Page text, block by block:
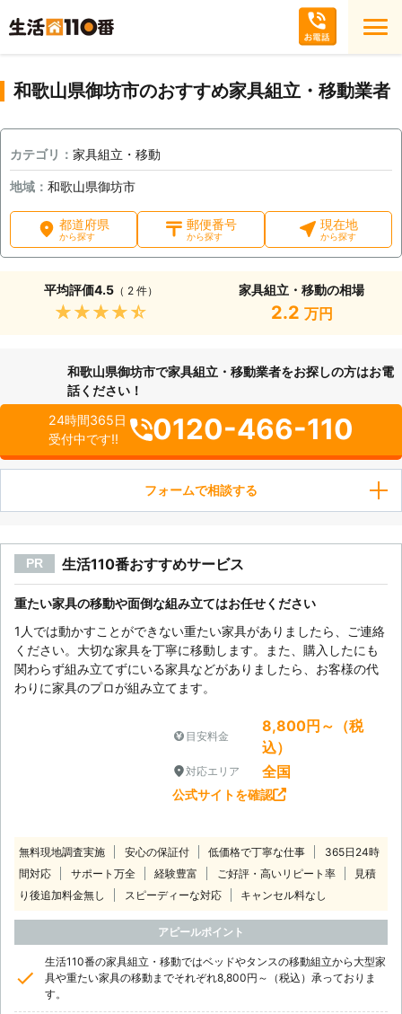
和歌山県御坊市のおすすめ家具組立・移動業者
カテゴリ： 家具組立・移動
地域： 和歌山県御坊市
都道府県
から探す
郵便番号
から探す
現在地
から探す
平均評価4.5（ 2 件）
★★★★★
家具組立・移動の相場
2.2 万円
和歌山県御坊市で家具組立・移動業者をお探しの方はお電
話ください！
24時間365日
受付中です!!
0120-466-110
フォームで相談する
PR 生活110番おすすめサービス
重たい家具の移動や面倒な組み立てはお任せください
1人では動かすことができない重たい家具がありましたら、ご連絡
ください。大切な家具を丁寧に移動します。また、購入したにも
関わらず組み立てずにいる家具などがありましたら、お客様の代
わりに家具のプロが組み立てます。
目安料金
8,800円～（税
込）
対応エリア 全国
公式サイトを確認
無料現地調査実施 安心の保証付 低価格で丁寧な仕事
365日24時
間対応
サポート万全 経験豊富 ご好評・高いリピート率
見積
り後追加料金無し
スピーディーな対応 キャンセル料なし
アピールポイント
生活110番の家具組立・移動ではベッドやタンスの移動組立から大型家
具や重たい家具の移動までそれぞれ8,800円～（税込）承っておりま
す。